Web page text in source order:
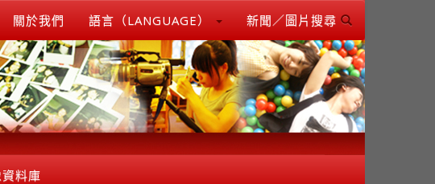
關於我們 語言（LANGUAGE） 新聞／圖片搜尋
料庫